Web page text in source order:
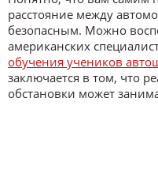
расстояние между
безопасным. Можно
американских
обучения учеников
заключается в том, что
обстановки может